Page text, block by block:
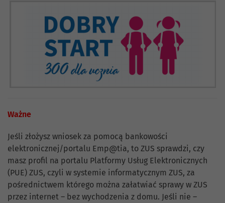
Ważne
Jeśli złożysz wniosek za pomocą bankowości
elektronicznej/portalu Emp@tia, to ZUS sprawdzi, czy
masz profil na portalu Platformy Usług Elektronicznych
(PUE) ZUS, czyli w systemie informatycznym ZUS, za
pośrednictwem którego można załatwiać sprawy w ZUS
przez internet – bez wychodzenia z domu. Jeśli nie –